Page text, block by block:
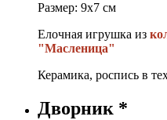
Размер: 9х7 см
Елочная игрушка из
"Масленица"
Керамика, роспись в
Дворник *